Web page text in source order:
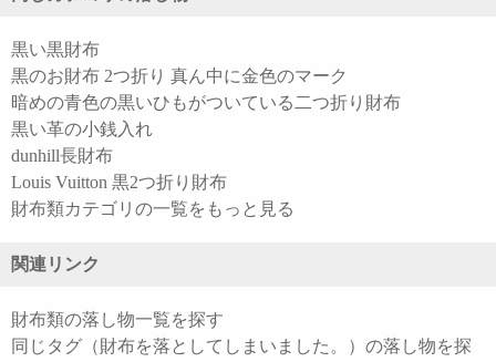
黒い黒財布
黒のお財布 2つ折り 真ん中に金色のマーク
暗めの青色の黒いひもがついている二つ折り財布
黒い革の小銭入れ
dunhill長財布
Louis Vuitton 黒2つ折り財布
財布類カテゴリの一覧をもっと見る
関連リンク
財布類の落し物一覧を探す
同じタグ（財布を落としてしまいました。）の落し物を探